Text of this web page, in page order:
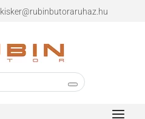
kisker@rubinbutoraruhaz.hu